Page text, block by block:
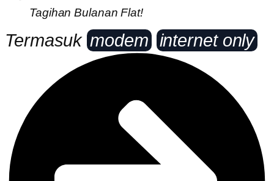
Tagihan Bulanan Flat!
Termasukmodem internet only